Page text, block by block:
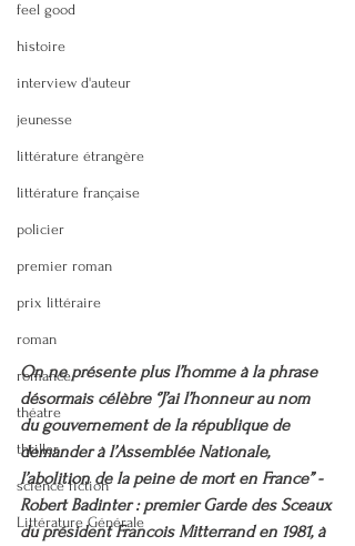
feel good
histoire
interview d'auteur
jeunesse
littérature étrangère
littérature française
policier
premier roman
prix littéraire
roman
romance
théatre
thriller
science fiction
Littérature Générale
On ne présente plus l’homme à la phrase
désormais célèbre ‘’J’ai l’honneur au nom
du gouvernement de la république de
demander à l’Assemblée Nationale,
l’abolition de la peine de mort en France’’ -
Robert Badinter : premier Garde des Sceaux
du président Francois Mitterrand en 1981, à